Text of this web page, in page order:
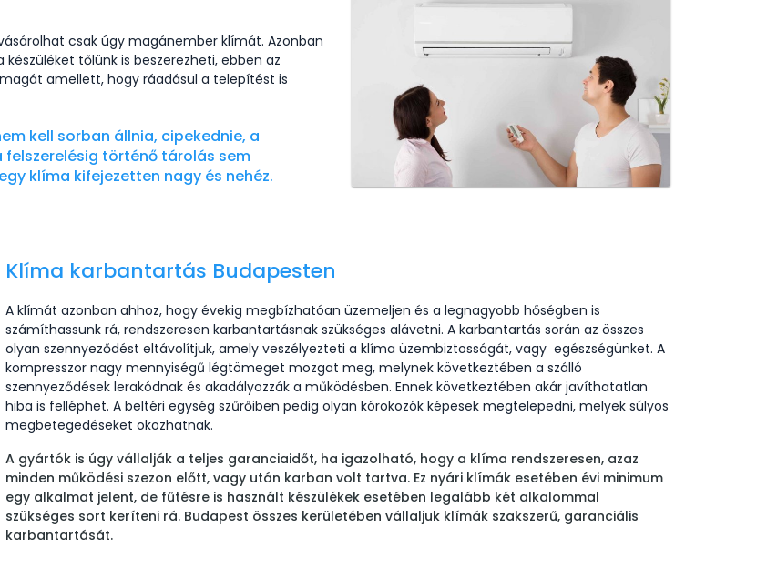
csak úgy magánember klímát. Azonban
tőlünk is beszerezheti, ebben az
amellett, hogy ráadásul a telepítést is
kell sorban állnia, cipekednie, a
történő tárolás sem
klíma kifejezetten nagy és nehéz.
Klíma karbantartás Budapesten
A klímát azonban ahhoz, hogy évekig megbízhatóan üzemeljen és a legnagyobb hőségben is
számíthassunk rá, rendszeresen karbantartásnak szükséges alávetni. A karbantartás során az összes
olyan szennyeződést eltávolítjuk, amely veszélyezteti a klíma üzembiztosságát, vagy egészségünket. A
kompresszor nagy mennyiségű légtömeget mozgat meg, melynek következtében a szálló
szennyeződések lerakódnak és akadályozzák a működésben. Ennek következtében akár javíthatatlan
hiba is felléphet. A beltéri egység szűrőiben pedig olyan kórokozók képesek megtelepedni, melyek súlyos
megbetegedéseket okozhatnak.
A gyártók is úgy vállalják a teljes garanciaidőt, ha igazolható, hogy a klíma rendszeresen, azaz
minden működési szezon előtt, vagy után karban volt tartva. Ez nyári klímák esetében évi minimum
egy alkalmat jelent, de fűtésre is használt készülékek esetében legalább két alkalommal
szükséges sort keríteni rá. Budapest összes kerületében vállaljuk klímák szakszerű, garanciális
karbantartását.